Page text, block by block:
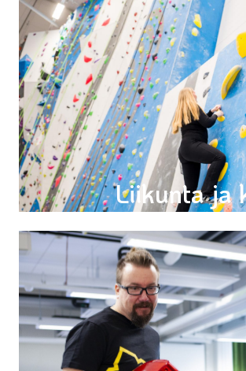
Liikunta ja